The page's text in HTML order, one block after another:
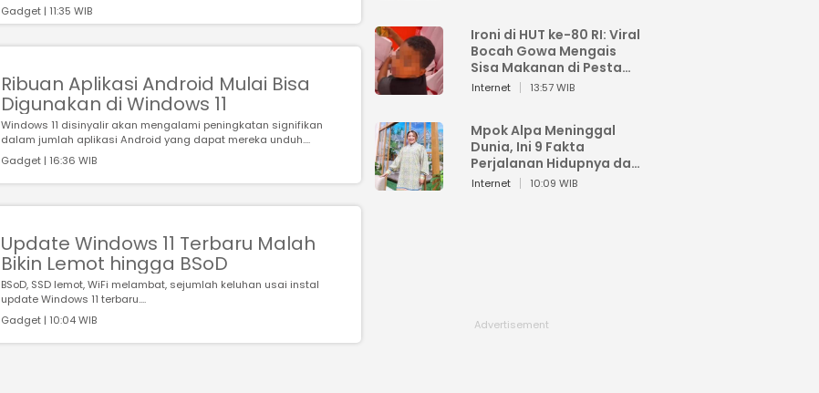
Gadget | 11:35 WIB
Ribuan Aplikasi Android Mulai Bisa
Digunakan di Windows 11
Windows 11 disinyalir akan mengalami peningkatan signifikan
dalam jumlah aplikasi Android yang dapat mereka unduh....
Gadget | 16:36 WIB
Update Windows 11 Terbaru Malah
Bikin Lemot hingga BSoD
BSoD, SSD lemot, WiFi melambat, sejumlah keluhan usai instal
update Windows 11 terbaru....
Gadget | 10:04 WIB
Ironi di HUT ke-80 RI: Viral
Bocah Gowa Mengais
Sisa Makanan di Pesta
Kemerdekaan
Internet 13:57 WIB
Mpok Alpa Meninggal
Dunia, Ini 9 Fakta
Perjalanan Hidupnya dari
Viral hingga Puncak
Internet 10:09 WIB